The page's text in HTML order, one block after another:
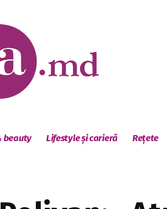
beauty Lifestyle și carieră Rețete